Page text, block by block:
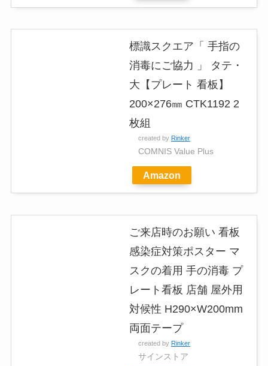
標識スクエア「 手指の
消毒にご協力 」 タテ・
大【プレート 看板】
200×276㎜ CTK1192 2
枚組
created by Rinker
COMNIS Value Plus
Amazon
ご来店時のお願い 看板
感染症対策ポスター マ
スクの着用 手の消毒 プ
レート看板 店舗 屋外用
対候性 H290×W200mm
両面テープ
created by Rinker
サインストア